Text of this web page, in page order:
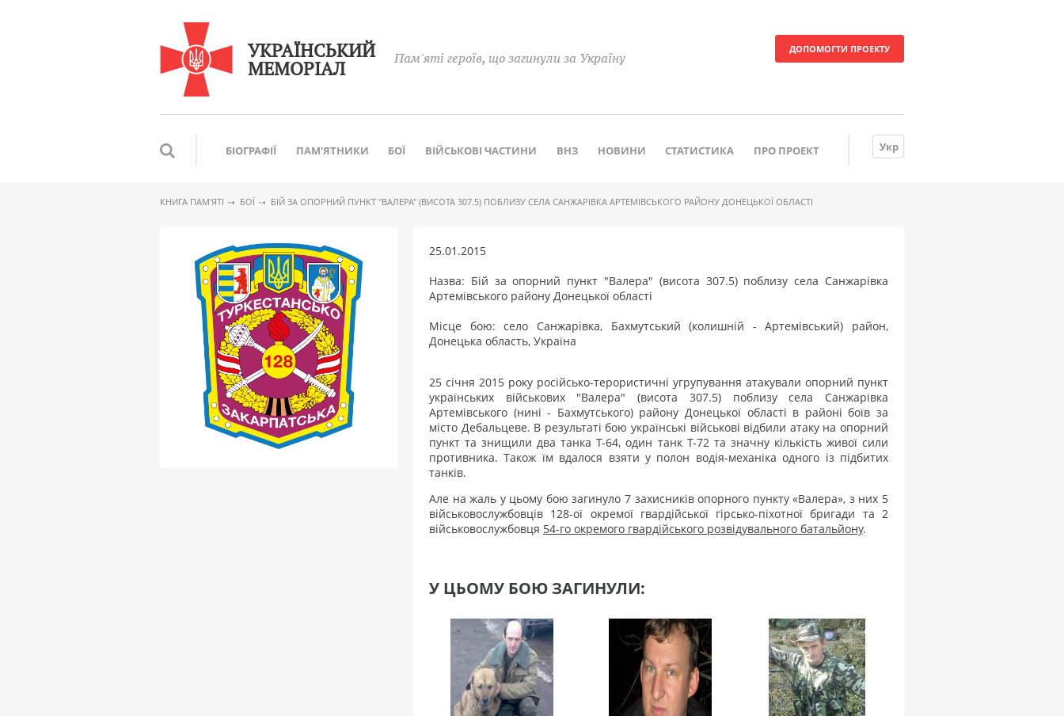
УКРАЇНСЬКИЙ
МЕМОРІАЛ Пам'яті героїв, що загинули за Україну
ДОПОМОГТИ ПРОЕКТУ
БІОГРАФІЇ ПАМ'ЯТНИКИ БОЇ ВІЙСЬКОВІ ЧАСТИНИ ВНЗ НОВИНИ СТАТИСТИКА ПРО ПРОЕКТ Укр
КНИГА ПАМ′ЯТІ БОЇ БІЙ ЗА ОПОРНИЙ ПУНКТ "ВАЛЕРА" (ВИСОТА 307.5) ПОБЛИЗУ СЕЛА САНЖАРІВКА АРТЕМІВСЬКОГО РАЙОНУ ДОНЕЦЬКОЇ ОБЛАСТІ
25.01.2015
Назва: Бій за опорний пункт "Валера" (висота 307.5) поблизу села Санжарівка
Артемівського району Донецької області
Місце бою: село Санжарівка, Бахмутський (колишній - Артемівський) район,
Донецька область, Україна
25 січня 2015 року російсько-терористичні угрупування атакували опорний пункт
українських військових "Валера" (висота 307.5) поблизу села Санжарівка
Артемівського (нині - Бахмутського) району Донецької області в районі боїв за
місто Дебальцеве. В результаті бою українські військові відбили атаку на опорний
пункт та знищили два танка Т-64, один танк Т-72 та значну кількість живої сили
противника. Також їм вдалося взяти у полон водія-механіка одного із підбитих
танків.
Але на жаль у цьому бою загинуло 7 захисників опорного пункту «Валера», з них 5
військовослужбовців 128-ої окремої гвардійської гірсько-піхотної бригади та 2
військовослужбовця 54-го окремого гвардійського розвідувального батальйону.
У ЦЬОМУ БОЮ ЗАГИНУЛИ: